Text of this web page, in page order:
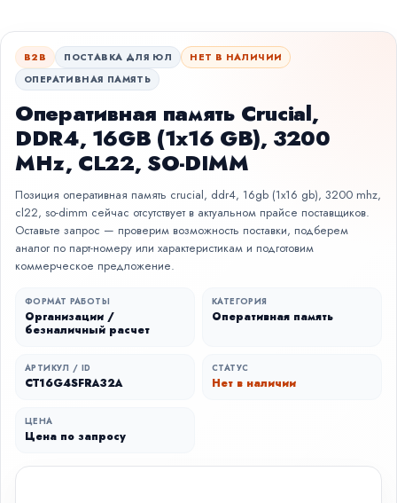
B2B ПОСТАВКА ДЛЯ ЮЛ
НЕТ В НАЛИЧИИ
ОПЕРАТИВНАЯ ПАМЯТЬ
Оперативная память Crucial,
DDR4, 16GB (1x16 GB), 3200
MHz, CL22, SO-DIMM
Позиция оперативная память crucial, ddr4, 16gb (1x16 gb), 3200 mhz,
cl22, so-dimm сейчас отсутствует в актуальном прайсе поставщиков.
Оставьте запрос — проверим возможность поставки, подберем
аналог по парт-номеру или характеристикам и подготовим
коммерческое предложение.
ФОРМАТ РАБОТЫ
Организации /
безналичный расчет
КАТЕГОРИЯ
Оперативная память
АРТИКУЛ / ID
CT16G4SFRA32A
СТАТУС
Нет в наличии
ЦЕНА
Цена по запросу